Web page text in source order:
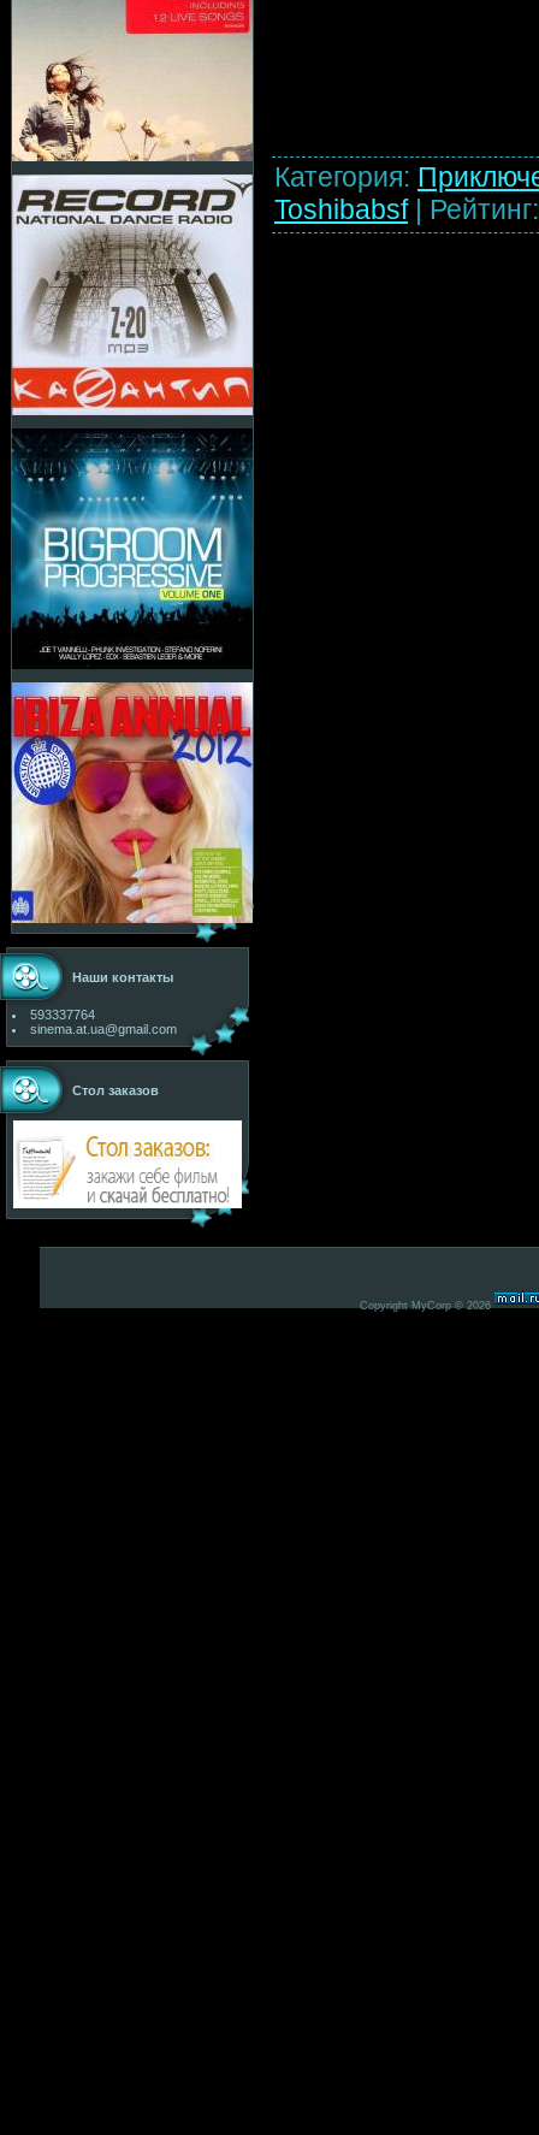
Наши контакты
593337764
sinema.at.ua@gmail.com
Стол заказов
Категория:
Toshibabsf| Рейтинг
Copyright MyCorp © 2026